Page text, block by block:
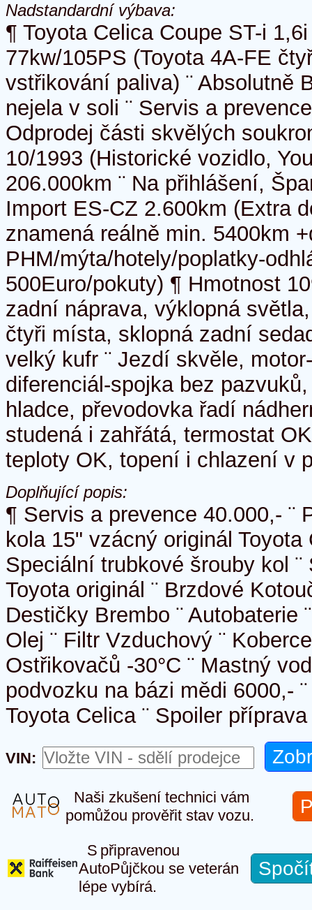
Nadstandardní výbava:
¶ Toyota Celica Coupe ST-i
77kw/105PS (Toyota 4A-FE
vstřikování paliva) ¨ Absolutně
nejela v soli ¨ Servis a
Odprodej části skvělých
10/1993 (Historické vozidlo,
206.000km ¨ Na přihlášení,
Import ES-CZ 2.600km (Extra
znamená reálně min. 5400km
PHM/mýta/hotely/poplatky-
500Euro/pokuty) ¶ Hmotnost
zadní náprava, výklopná
čtyři místa, sklopná zadní
velký kufr ¨ Jezdí skvěle,
diferenciál-spojka bez
hladce, převodovka řadí
studená i zahřátá, termostat
teploty OK, topení i chlazení v
Doplňující popis:
¶ Servis a prevence 40.000,- ¨
kola 15" vzácný originál Toyota
Speciální trubkové šrouby kol
Toyota originál ¨ Brzdové
Destičky Brembo ¨ Autobaterie
Olej ¨ Filtr Vzduchový ¨
Ostřikovačů -30°C ¨ Mastný
podvozku na bázi mědi 6000,-
Toyota Celica ¨ Spoiler
VIN:
Naši zkušení technici vám
pomůžou prověřit stav vozu.
S připravenou
AutoPůjčkou se veterán
lépe vybírá.